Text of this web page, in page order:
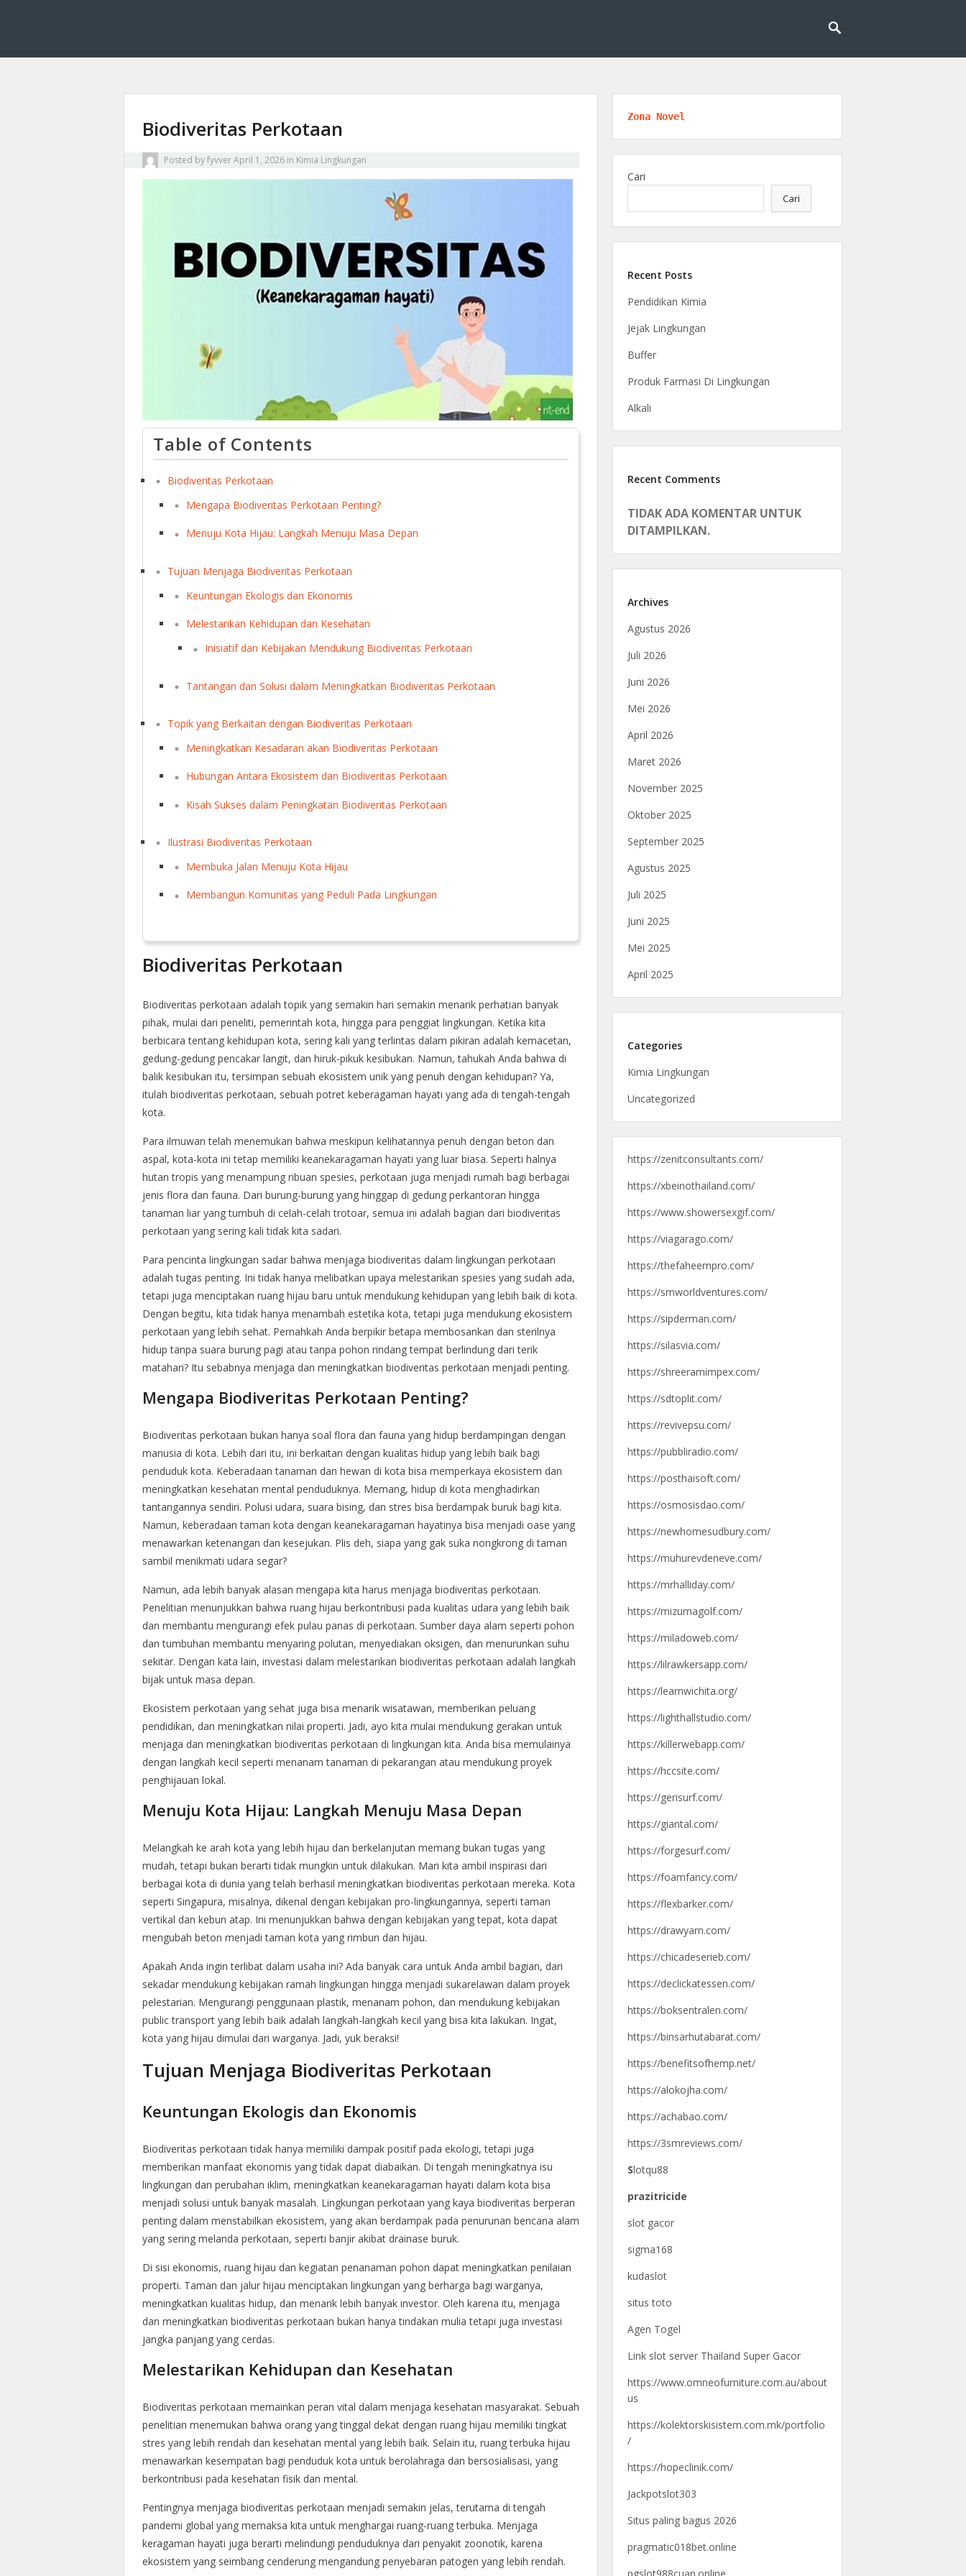
Biodiveritas Perkotaan
Posted byfyvverApril 1, 2026 in Kimia Lingkungan
Table of Contents
Biodiveritas Perkotaan
Mengapa Biodiveritas Perkotaan Penting?
Menuju Kota Hijau: Langkah Menuju Masa Depan
Tujuan Menjaga Biodiveritas Perkotaan
Keuntungan Ekologis dan Ekonomis
Melestarikan Kehidupan dan Kesehatan
Inisiatif dan Kebijakan Mendukung Biodiveritas Perkotaan
Tantangan dan Solusi dalam Meningkatkan Biodiveritas Perkotaan
Topik yang Berkaitan dengan Biodiveritas Perkotaan
Meningkatkan Kesadaran akan Biodiveritas Perkotaan
Hubungan Antara Ekosistem dan Biodiveritas Perkotaan
Kisah Sukses dalam Peningkatan Biodiveritas Perkotaan
Ilustrasi Biodiveritas Perkotaan
Membuka Jalan Menuju Kota Hijau
Membangun Komunitas yang Peduli Pada Lingkungan
Biodiveritas Perkotaan
Biodiveritas perkotaan adalah topik yang semakin hari semakin menarik perhatian banyak
pihak, mulai dari peneliti, pemerintah kota, hingga para penggiat lingkungan. Ketika kita
berbicara tentang kehidupan kota, sering kali yang terlintas dalam pikiran adalah kemacetan,
gedung-gedung pencakar langit, dan hiruk-pikuk kesibukan. Namun, tahukah Anda bahwa di
balik kesibukan itu, tersimpan sebuah ekosistem unik yang penuh dengan kehidupan? Ya,
itulah biodiveritas perkotaan, sebuah potret keberagaman hayati yang ada di tengah-tengah
kota.
Para ilmuwan telah menemukan bahwa meskipun kelihatannya penuh dengan beton dan
aspal, kota-kota ini tetap memiliki keanekaragaman hayati yang luar biasa. Seperti halnya
hutan tropis yang menampung ribuan spesies, perkotaan juga menjadi rumah bagi berbagai
jenis flora dan fauna. Dari burung-burung yang hinggap di gedung perkantoran hingga
tanaman liar yang tumbuh di celah-celah trotoar, semua ini adalah bagian dari biodiveritas
perkotaan yang sering kali tidak kita sadari.
Para pencinta lingkungan sadar bahwa menjaga biodiveritas dalam lingkungan perkotaan
adalah tugas penting. Ini tidak hanya melibatkan upaya melestarikan spesies yang sudah ada,
tetapi juga menciptakan ruang hijau baru untuk mendukung kehidupan yang lebih baik di kota.
Dengan begitu, kita tidak hanya menambah estetika kota, tetapi juga mendukung ekosistem
perkotaan yang lebih sehat. Pernahkah Anda berpikir betapa membosankan dan sterilnya
hidup tanpa suara burung pagi atau tanpa pohon rindang tempat berlindung dari terik
matahari? Itu sebabnya menjaga dan meningkatkan biodiveritas perkotaan menjadi penting.
Mengapa Biodiveritas Perkotaan Penting?
Biodiveritas perkotaan bukan hanya soal flora dan fauna yang hidup berdampingan dengan
manusia di kota. Lebih dari itu, ini berkaitan dengan kualitas hidup yang lebih baik bagi
penduduk kota. Keberadaan tanaman dan hewan di kota bisa memperkaya ekosistem dan
meningkatkan kesehatan mental penduduknya. Memang, hidup di kota menghadirkan
tantangannya sendiri. Polusi udara, suara bising, dan stres bisa berdampak buruk bagi kita.
Namun, keberadaan taman kota dengan keanekaragaman hayatinya bisa menjadi oase yang
menawarkan ketenangan dan kesejukan. Plis deh, siapa yang gak suka nongkrong di taman
sambil menikmati udara segar?
Namun, ada lebih banyak alasan mengapa kita harus menjaga biodiveritas perkotaan.
Penelitian menunjukkan bahwa ruang hijau berkontribusi pada kualitas udara yang lebih baik
dan membantu mengurangi efek pulau panas di perkotaan. Sumber daya alam seperti pohon
dan tumbuhan membantu menyaring polutan, menyediakan oksigen, dan menurunkan suhu
sekitar. Dengan kata lain, investasi dalam melestarikan biodiveritas perkotaan adalah langkah
bijak untuk masa depan.
Ekosistem perkotaan yang sehat juga bisa menarik wisatawan, memberikan peluang
pendidikan, dan meningkatkan nilai properti. Jadi, ayo kita mulai mendukung gerakan untuk
menjaga dan meningkatkan biodiveritas perkotaan di lingkungan kita. Anda bisa memulainya
dengan langkah kecil seperti menanam tanaman di pekarangan atau mendukung proyek
penghijauan lokal.
Menuju Kota Hijau: Langkah Menuju Masa Depan
Melangkah ke arah kota yang lebih hijau dan berkelanjutan memang bukan tugas yang
mudah, tetapi bukan berarti tidak mungkin untuk dilakukan. Mari kita ambil inspirasi dari
berbagai kota di dunia yang telah berhasil meningkatkan biodiveritas perkotaan mereka. Kota
seperti Singapura, misalnya, dikenal dengan kebijakan pro-lingkungannya, seperti taman
vertikal dan kebun atap. Ini menunjukkan bahwa dengan kebijakan yang tepat, kota dapat
mengubah beton menjadi taman kota yang rimbun dan hijau.
Apakah Anda ingin terlibat dalam usaha ini? Ada banyak cara untuk Anda ambil bagian, dari
sekadar mendukung kebijakan ramah lingkungan hingga menjadi sukarelawan dalam proyek
pelestarian. Mengurangi penggunaan plastik, menanam pohon, dan mendukung kebijakan
public transport yang lebih baik adalah langkah-langkah kecil yang bisa kita lakukan. Ingat,
kota yang hijau dimulai dari warganya. Jadi, yuk beraksi!
Tujuan Menjaga Biodiveritas Perkotaan
Keuntungan Ekologis dan Ekonomis
Biodiveritas perkotaan tidak hanya memiliki dampak positif pada ekologi, tetapi juga
memberikan manfaat ekonomis yang tidak dapat diabaikan. Di tengah meningkatnya isu
lingkungan dan perubahan iklim, meningkatkan keanekaragaman hayati dalam kota bisa
menjadi solusi untuk banyak masalah. Lingkungan perkotaan yang kaya biodiveritas berperan
penting dalam menstabilkan ekosistem, yang akan berdampak pada penurunan bencana alam
yang sering melanda perkotaan, seperti banjir akibat drainase buruk.
Di sisi ekonomis, ruang hijau dan kegiatan penanaman pohon dapat meningkatkan penilaian
properti. Taman dan jalur hijau menciptakan lingkungan yang berharga bagi warganya,
meningkatkan kualitas hidup, dan menarik lebih banyak investor. Oleh karena itu, menjaga
dan meningkatkan biodiveritas perkotaan bukan hanya tindakan mulia tetapi juga investasi
jangka panjang yang cerdas.
Melestarikan Kehidupan dan Kesehatan
Biodiveritas perkotaan memainkan peran vital dalam menjaga kesehatan masyarakat. Sebuah
penelitian menemukan bahwa orang yang tinggal dekat dengan ruang hijau memiliki tingkat
stres yang lebih rendah dan kesehatan mental yang lebih baik. Selain itu, ruang terbuka hijau
menawarkan kesempatan bagi penduduk kota untuk berolahraga dan bersosialisasi, yang
berkontribusi pada kesehatan fisik dan mental.
Pentingnya menjaga biodiveritas perkotaan menjadi semakin jelas, terutama di tengah
pandemi global yang memaksa kita untuk menghargai ruang-ruang terbuka. Menjaga
keragaman hayati juga berarti melindungi penduduknya dari penyakit zoonotik, karena
ekosistem yang seimbang cenderung mengandung penyebaran patogen yang lebih rendah.
Zona Novel
Cari
Cari
Recent Posts
Pendidikan Kimia
Jejak Lingkungan
Buffer
Produk Farmasi Di Lingkungan
Alkali
Recent Comments
TIDAK ADA KOMENTAR UNTUK
DITAMPILKAN.
Archives
Agustus 2026
Juli 2026
Juni 2026
Mei 2026
April 2026
Maret 2026
November 2025
Oktober 2025
September 2025
Agustus 2025
Juli 2025
Juni 2025
Mei 2025
April 2025
Categories
Kimia Lingkungan
Uncategorized
https://zenitconsultants.com/
https://xbeinothailand.com/
https://www.showersexgif.com/
https://viagarago.com/
https://thefaheempro.com/
https://smworldventures.com/
https://sipderman.com/
https://silasvia.com/
https://shreeramimpex.com/
https://sdtoplit.com/
https://revivepsu.com/
https://pubbliradio.com/
https://posthaisoft.com/
https://osmosisdao.com/
https://newhomesudbury.com/
https://muhurevdeneve.com/
https://mrhalliday.com/
https://mizumagolf.com/
https://miladoweb.com/
https://lilrawkersapp.com/
https://learnwichita.org/
https://lighthallstudio.com/
https://killerwebapp.com/
https://hccsite.com/
https://gerisurf.com/
https://giantal.com/
https://forgesurf.com/
https://foamfancy.com/
https://flexbarker.com/
https://drawyarn.com/
https://chicadeserieb.com/
https://declickatessen.com/
https://boksentralen.com/
https://binsarhutabarat.com/
https://benefitsofhemp.net/
https://alokojha.com/
https://achabao.com/
https://3smreviews.com/
Slotqu88
prazitricide
slot gacor
sigma168
kudaslot
situs toto
Agen Togel
Link slot server Thailand Super Gacor
https://www.omneofurniture.com.au/about
us
https://kolektorskisistem.com.mk/portfolio
/
https://hopeclinik.com/
Jackpotslot303
Situs paling bagus 2026
pragmatic018bet.online